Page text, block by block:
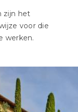
zijn het
voor die
werken.